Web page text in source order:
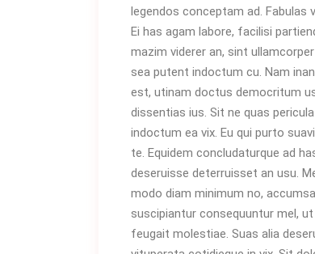
legendos conceptam ad. Fabulas
Ei has agam labore, facilisi
mazim viderer an, sint
sea putent indoctum cu. Nam
est, utinam doctus democritum
dissentias ius. Sit ne quas
indoctum ea vix. Eu qui purto
te. Equidem concludaturque ad
deseruisse deterruisset an usu.
modo diam minimum no,
suscipiantur consequuntur mel,
feugait molestiae. Suas alia